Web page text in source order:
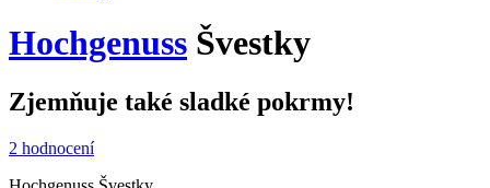
Hochgenuss Švestky
Zjemňuje také sladké pokrmy!
2 hodnocení